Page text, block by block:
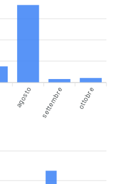
agosto settembre ottobre